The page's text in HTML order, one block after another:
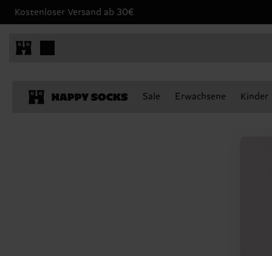
Kostenloser Versand ab 30€
Sale Erwachsene Kinder